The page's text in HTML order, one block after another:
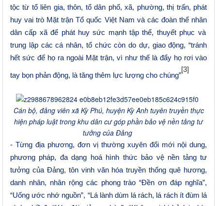
tộc từ tổ liên gia, thôn, tổ dân phố, xã, phường, thị trấn, phát
huy vai trò Mặt trậnTổ quốc Việt Nam và các đoàn thể nhân
dâncấp xã để phát huy sức mạnh tập thể, thuyết phục và
trung lập các cá nhân, tổ chức còn do dự, giao động, “tránh
hết sức để họ ra ngoài Mặt trận, vì như thế là đẩy họ rơi vào
tay bọn phản động, là tăng thêm lực lượng cho chúng”
[3]
Cán bộ, đảng viên xã Kỳ Phú, huyện Kỳ Anh tuyên truyền thực
hiện pháp luật trong khu dân cư góp phần bảo vệ nền tảng tư
tưởng của Đảng
- Từng địa phương, đơn vị thường xuyên đổi mới nội dung,
phương pháp, đa dạng hoá hình thức bảo vệ nền tảng tư
tưởng của Đảng, tôn vinh văn hóa truyền thống quê hương,
danh nhân, nhân rộng các phong trào “Đền ơn đáp nghĩa”,
“Uống ước nhớ nguồn”, “Lá lành dùm lá rách, lá rách ít đùm lá